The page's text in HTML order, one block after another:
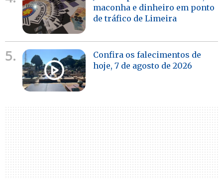
maconha e dinheiro em ponto
de tráfico de Limeira
5.
Confira os falecimentos de
hoje, 7 de agosto de 2026